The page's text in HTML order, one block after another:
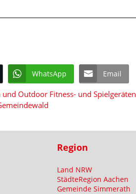
WhatsApp Email
Outdoor Fitness- und Spielgeräten
Region
Land NRW
StädteRegion Aachen
Gemeinde Simmerath